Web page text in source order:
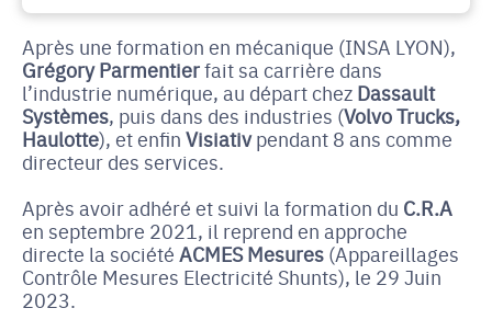
Après une formation en mécanique (INSA LYON),
Grégory Parmentierfait sa carrière dans
l’industrie numérique, au départ chez Dassault
Systèmes, puis dans des industries (Volvo Trucks,
Haulotte), et enfin Visiativpendant 8 ans comme
directeur des services.
Après avoir adhéré et suivi la formation du C.R.A
en septembre 2021, il reprend en approche
directe la société ACMES Mesures (Appareillages
Contrôle Mesures Electricité Shunts), le 29 Juin
2023.